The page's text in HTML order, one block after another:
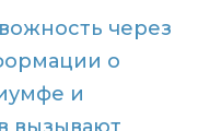
через
о
и